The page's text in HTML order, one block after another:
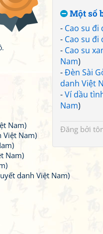
Một số
- Cao su đi
- Cao su đi
- Cao su
Nam)
-Đèn Sài
danh Việt
-Ví dầu
Nam)
Đăng bởi
Nam)
Việt Nam)
Nam)
danh Việt Nam)